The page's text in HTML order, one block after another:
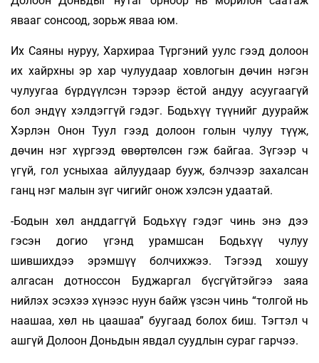
явааг сонсоод, зорьж яваа юм.
Их Саяны нуруу, Хархираа Түргэний уулс гээд долоон
их хайрхны эр хар чулуудаар ховлогын дөчин нэгэн
чулуугаа бүрдүүлсэн тэрээр ёстой андуу асуугаагүй
бол эндүү хэлдэггүй гэдэг. Бодьхүү түүнийг дуурайж
Хэрлэн Онон Туул гээд долоон голын чулуу түүж,
дөчин нэг хүргээд өвөртөлсөн гэж байгаа. Зүгээр ч
үгүй, гол усныхаа айлуудаар бууж, бэлчээр захалсан
ганц нэг малын зүг чигийг онож хэлсэн удаатай.
-Бодын хөл анддаггүй Бодьхүү гэдэг чинь энэ дээ
гэсэн догио үгэнд урамшсан Бодьхүү чулуу
шившихдээ эрэмшүү болчихжээ. Тэгээд хошуу
алгасан дотноссон Буджаргал бүсгүйтэйгээ заяа
нийлэх эсэхээ хүнээс нуун байж үзсэн чинь “толгой нь
наашаа, хөл нь цаашаа” буугаад болох биш. Тэгтэл ч
ашгүй Долоон Доньдын явдал суудлын сураг гарчээ.